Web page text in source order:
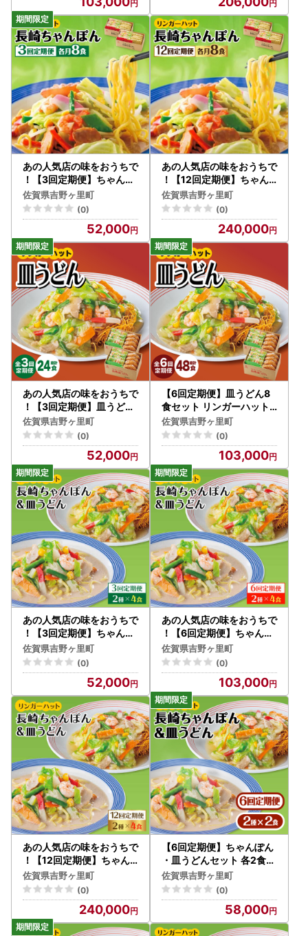
あの人気店の味をおうちで
！【3回定期便】ちゃんぽ
ん8食セット リンガーハッ
ト 長崎ちゃんぽん チャン
ポン[FBI005]
佐賀県吉野ヶ里町
(0)
52,000
あの人気店の味をおうちで
！【12回定期便】ちゃん
ぽん8食セット リンガーフ
ーズ リンガーハット 長崎
ちゃんぽん チャンポン[FB
佐賀県吉野ヶ里町
(0)
240,000
あの人気店の味をおうちで
！【3回定期便】皿うどん
8食セット リンガーハット
長崎ちゃんぽん 皿 うどん[
FBI008]
佐賀県吉野ヶ里町
(0)
52,000
【6回定期便】皿うどん8
食セット リンガーハット
長崎ちゃんぽん 皿 うどん
[FBI009]
佐賀県吉野ヶ里町
(0)
103,000
あの人気店の味をおうちで
！【3回定期便】ちゃんぽ
ん・皿うどん8食セット（
各4食） リンガーハット
長崎ちゃんぽん チャンポ
ン うどん[FBI011]
佐賀県吉野ヶ里町
(0)
52,000
あの人気店の味をおうちで
！【6回定期便】ちゃんぽ
ん・皿うどん8食セット（
各4食） リンガーハット
長崎ちゃんぽん チャンポ
ン うどん[FBI012]
佐賀県吉野ヶ里町
(0)
103,000
あの人気店の味をおうちで
！【12回定期便】ちゃん
ぽん・皿うどん8食セット
（各4食） リンガーフーズ
リンガーハット 長崎ちゃ
んぽん チャンポン うどん[
FBI013]
佐賀県吉野ヶ里町
(0)
240,000
【6回定期便】ちゃんぽん
・皿うどんセット 各2食セ
ット リンガーハット 長崎
ちゃんぽん チャンポン う
どん[FBI015]
佐賀県吉野ヶ里町
(0)
58,000